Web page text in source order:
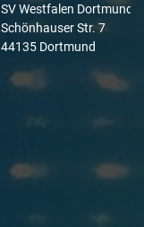
SV Westfalen Dortmund
Schönhauser Str. 7
44135 Dortmund